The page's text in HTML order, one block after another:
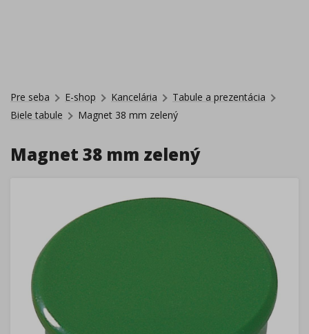
Pre seba E-shop Kancelária
Tabule a prezentácia
Biele tabule
Magnet 38 mm zelený
Magnet 38 mm zelený